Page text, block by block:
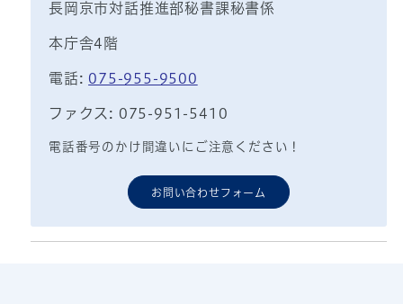
長岡京市対話推進部秘書課秘書係
本庁舎4階
電話: 075-955-9500
ファクス: 075-951-5410
電話番号のかけ間違いにご注意ください！
お問い合わせフォーム